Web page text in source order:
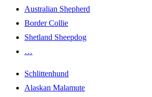
Australian Shepherd
Border Collie
Shetland Sheepdog
…
Schlittenhund
Alaskan Malamute